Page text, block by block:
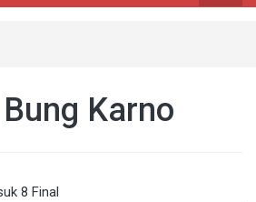
Karno